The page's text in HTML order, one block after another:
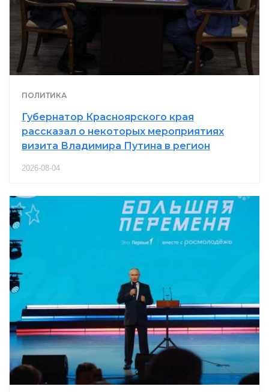
ПОЛИТИКА
Губернатор Красноярского края
рассказал о некоторых мероприятиях
визита Владимира Путина в регион
2026-08-04